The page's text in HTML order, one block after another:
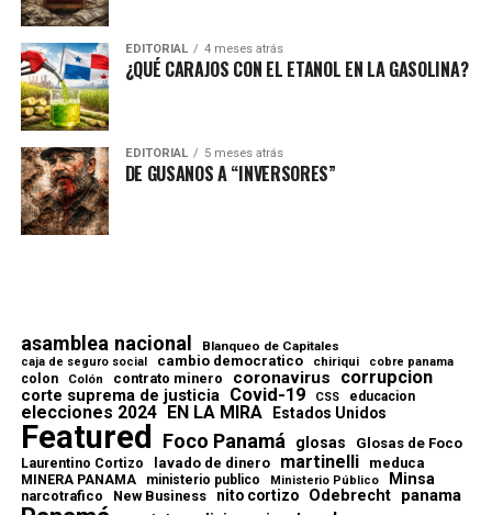
EDITORIAL 4 meses atrás
¿QUÉ CARAJOS CON EL ETANOL EN LA GASOLINA?
EDITORIAL 5 meses atrás
DE GUSANOS A “INVERSORES”
asamblea nacional Blanqueo de Capitales
caja de seguro social cambio democratico chiriqui cobre panama
colon Colón contrato minero coronavirus corrupcion
corte suprema de justicia Covid-19 CSS educacion
elecciones 2024 EN LA MIRA Estados Unidos
Featured Foco Panamá glosas Glosas de Foco
Laurentino Cortizo lavado de dinero martinelli meduca
MINERA PANAMA ministerio publico Ministerio Público Minsa
narcotrafico New Business nito cortizo Odebrecht panama